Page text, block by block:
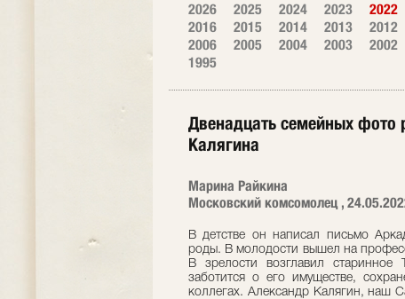
2026 2025 2024 2023 2022
2016
2015 2014 2013 2012
2006
2005 2004 2003 2002
1995
Двенадцать семейных фото
Калягина
Марина Райкина
Московский комсомолец ,
В детстве он написал письмо
роды. В молодости вышел на
В зрелости возглавил
заботится о его имуществе,
коллегах. Александр Калягин, наш